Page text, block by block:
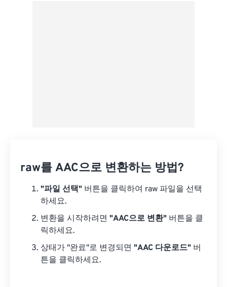
raw를 AAC으로 변환하는 방법?
"파일 선택" 버튼을 클릭하여 raw 파일을 선택
하세요.
변환을 시작하려면 "AAC으로 변환" 버튼을 클
릭하세요.
상태가 "완료"로 변경되면 "AAC 다운로드" 버
튼을 클릭하세요.